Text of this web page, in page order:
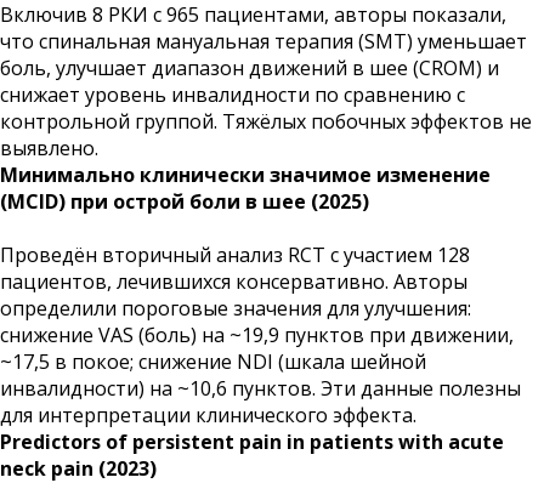
Включив 8 РКИ с 965 пациентами, авторы показали,
что спинальная мануальная терапия (SMT) уменьшает
боль, улучшает диапазон движений в шее (CROM) и
снижает уровень инвалидности по сравнению с
контрольной группой. Тяжёлых побочных эффектов не
выявлено.
Минимально клинически значимое изменение
(MCID) при острой боли в шее (2025)
Проведён вторичный анализ RCT с участием 128
пациентов, лечившихся консервативно. Авторы
определили пороговые значения для улучшения:
снижение VAS (боль) на ~19,9 пунктов при движении,
~17,5 в покое; снижение NDI (шкала шейной
инвалидности) на ~10,6 пунктов. Эти данные полезны
для интерпретации клинического эффекта.
Predictors of persistent pain in patients with acute
neck pain (2023)